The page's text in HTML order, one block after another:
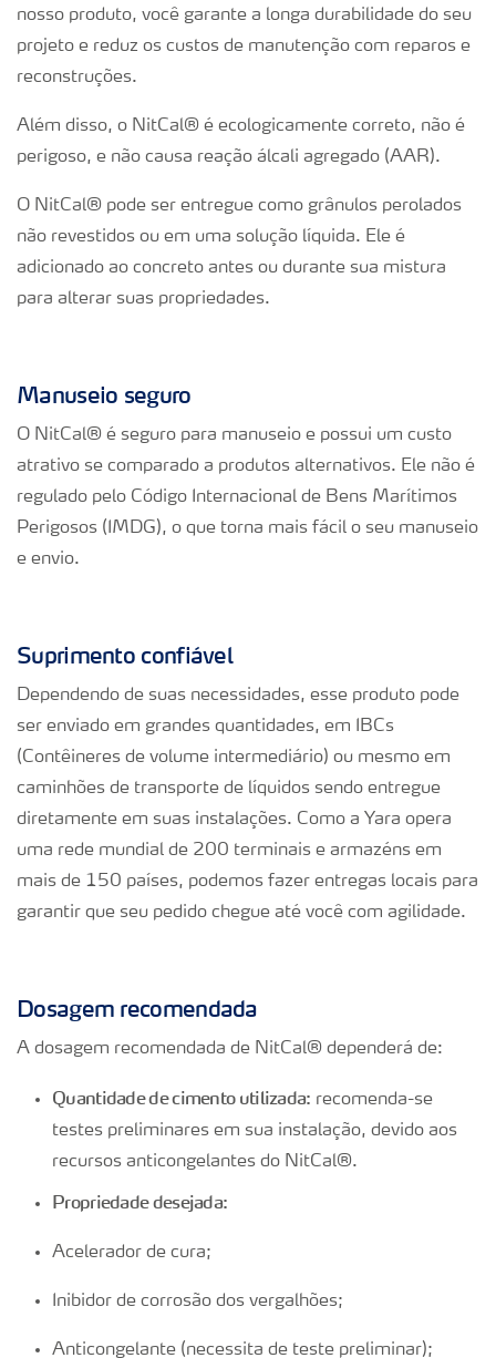
nosso produto, você garante a longa durabilidade do seu
projeto e reduz os custos de manutenção com reparos e
reconstruções.
Além disso, o NitCal® é ecologicamente correto, não é
perigoso, e não causa reação álcali agregado (AAR).
O NitCal® pode ser entregue como grânulos perolados
não revestidos ou em uma solução líquida. Ele é
adicionado ao concreto antes ou durante sua mistura
para alterar suas propriedades.
Manuseio seguro
O NitCal® é seguro para manuseio e possui um custo
atrativo se comparado a produtos alternativos. Ele não é
regulado pelo Código Internacional de Bens Marítimos
Perigosos (IMDG), o que torna mais fácil o seu manuseio
e envio.
Suprimento confiável
Dependendo de suas necessidades, esse produto pode
ser enviado em grandes quantidades, em IBCs
(Contêineres de volume intermediário) ou mesmo em
caminhões de transporte de líquidos sendo entregue
diretamente em suas instalações. Como a Yara opera
uma rede mundial de 200 terminais e armazéns em
mais de 150 países, podemos fazer entregas locais para
garantir que seu pedido chegue até você com agilidade.
Dosagem recomendada
A dosagem recomendada de NitCal® dependerá de:
Quantidade de cimento utilizada: recomenda-se
testes preliminares em sua instalação, devido aos
recursos anticongelantes do NitCal®.
Propriedade desejada:
Acelerador de cura;
Inibidor de corrosão dos vergalhões;
Anticongelante (necessita de teste preliminar);